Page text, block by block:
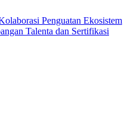
Penguatan Ekosistem
Talenta dan Sertifikasi